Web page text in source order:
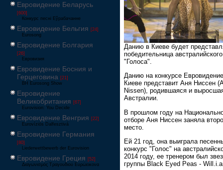
Евровидение Беларусь
[600]
Конкурс песні Еўрабачанне
Евровидение Бельгия [24]
Eurosong
Евровидение Болгария
[26]
Евровизия
Евровидение Босния и
Герцеговина [21]
BH Eurosong Show
Евровидение
Великобритания [67]
Eurovision: You Decide
Евровидение Венгрия [22]
Eurovíziós Dalfesztivá
Евровидение Германия
[80]
Liederwettbewerb der Eurovision
Евровидение Греция [52]
Διαγωνισμός Τραγουδιού Ευρώεικονα
Данию в Киеве будет
победительница австралийского
"Голоса".
Данию на конкурсе
Киеве представит Аня Ниссен
Nissen), родившаяся и
Австралии.
В прошлом году на
отборе Аня Ниссен заняла
место.
Ей 21 год, она выиграла
конкурс "Голос" на
2014 году, ее тренером был
группы Black Eyed Peas -